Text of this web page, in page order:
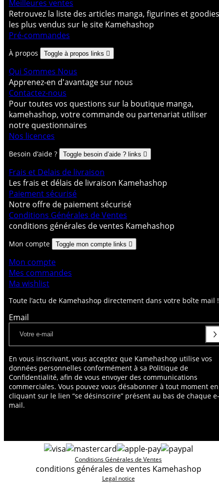
Toute l’actu de Kamehashop directement dans votre boîte mail !
Email
En vous inscrivant, vous acceptez que Kamehashop utilise vos
données personnelles conformément à sa Politique de
Confidentialité, afin de vous envoyer des communications
commerciales. Vous pouvez vous désabonner à tout moment en
cliquant sur le lien “se désinscrire” présent au bas de chaque e-
mail.
Meilleures ventes
Retrouvez la liste des articles manga, figurines et goodies
les plus vendus sur le site Kamehashop
Pré-commandes
À propos Toggle à propos links 
Qui Sommes Nous
Apprenez-en d'avantage sur nous
Contactez-nous
Pour toutes vos questions sur la boutique manga,
kamehashop, votre commande ou partenariat utiliser
notre questionnaires
Nos licences
Besoin d’aide ? Toggle besoin d’aide ? links 
Frais et Delais de livraison
Les frais et délais de livraison Kamehashop
Paiement sécurisé
Notre offre de paiement sécurisé
Conditions Générales de Ventes
conditions générales de ventes Kamehashop
Mon compte Toggle mon compte links 
Mon compte
Mes commandes
Ma wishlist
Conditions Générales de Ventes
conditions générales de ventes Kamehashop
Legal notice